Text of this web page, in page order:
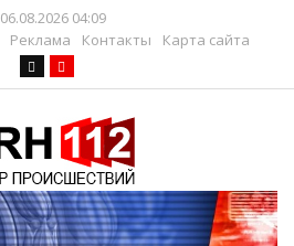
06.08.2026 04:09
Реклама Контакты Карта сайта